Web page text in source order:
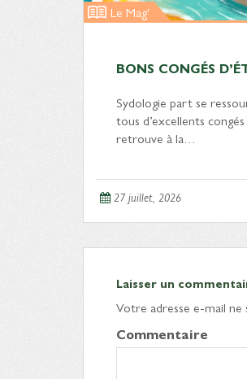
Le Mag'
BONS CONGÉS
Sydologie part se
tous d’excellents
retrouve à la…
27 juillet, 2026
Laisser un
Votre adresse e-mail ne
Commentaire